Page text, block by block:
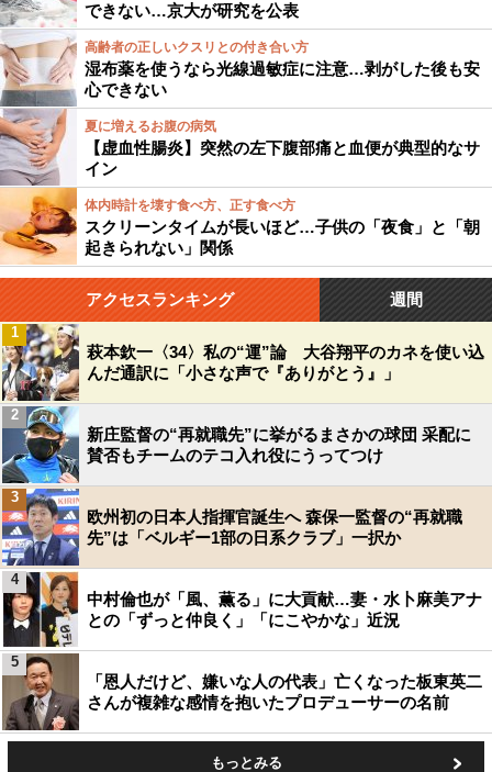
できない…京大が研究を公表
高齢者の正しいクスリとの付き合い方
湿布薬を使うなら光線過敏症に注意…剥がした後も安
心できない
夏に増えるお腹の病気
【虚血性腸炎】突然の左下腹部痛と血便が典型的なサ
イン
体内時計を壊す食べ方、正す食べ方
スクリーンタイムが長いほど…子供の「夜食」と「朝
起きられない」関係
アクセスランキング 週間
萩本欽一〈34〉私の“運”論 大谷翔平のカネを使い込
んだ通訳に「小さな声で『ありがとう』」
1
新庄監督の“再就職先”に挙がるまさかの球団 采配に
賛否もチームのテコ入れ役にうってつけ
2
欧州初の日本人指揮官誕生へ 森保一監督の“再就職
先”は「ベルギー1部の日系クラブ」一択か
3
中村倫也が「風、薫る」に大貢献…妻・水卜麻美アナ
との「ずっと仲良く」「にこやかな」近況
4
「恩人だけど、嫌いな人の代表」亡くなった板東英二
さんが複雑な感情を抱いたプロデューサーの名前
5
もっとみる